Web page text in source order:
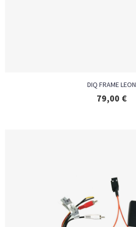
DIQ FRAME LEON
79,00 €